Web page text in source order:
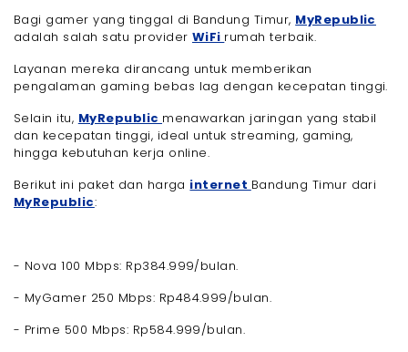
Bagi gamer yang tinggal di Bandung Timur, MyRepublic
adalah salah satu provider WiFi rumah terbaik.
Layanan mereka dirancang untuk memberikan
pengalaman gaming bebas lag dengan kecepatan tinggi.
Selain itu, MyRepublic menawarkan jaringan yang stabil
dan kecepatan tinggi, ideal untuk streaming, gaming,
hingga kebutuhan kerja online.
Berikut ini paket dan harga internet Bandung Timur dari
MyRepublic:
- Nova 100 Mbps: Rp384.999/bulan.
- MyGamer 250 Mbps: Rp484.999/bulan.
- Prime 500 Mbps: Rp584.999/bulan.